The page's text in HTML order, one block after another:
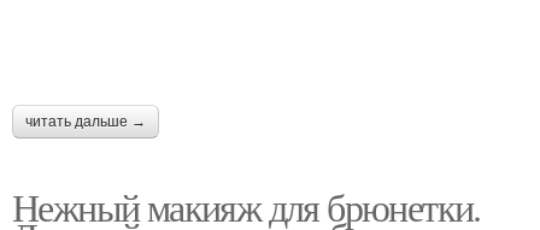
читать дальше →
Нежный макияж для брюнетки.